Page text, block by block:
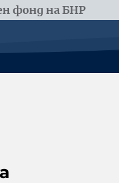
фонд на БНР